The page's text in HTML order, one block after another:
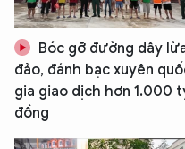
Bóc gỡ đường dây
đảo, đánh bạc xuyên
gia giao dịch hơn 1.000
đồng
Hãy hỏi tôi bất
An Ninh Thủ Đô